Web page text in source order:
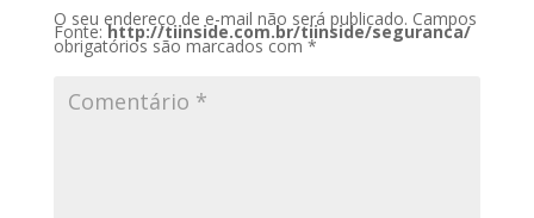
Fonte:http://tiinside.com.br/tiinside/seguranca/
O seu endereço de e-mail não será publicado. Campos
obrigatórios são marcados com*